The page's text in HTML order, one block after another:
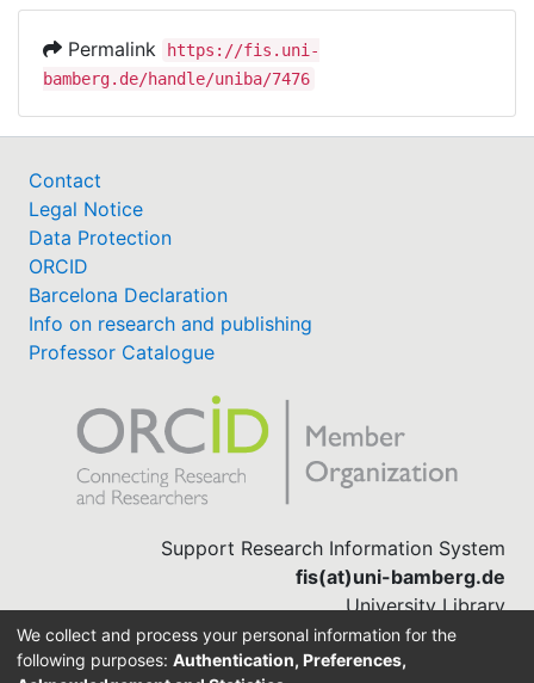
Permalink
https://fis.uni-
bamberg.de/handle/uniba/7476
Contact
Legal Notice
Data Protection
ORCID
Barcelona Declaration
Info on research and publishing
Professor Catalogue
Support Research Information System
fis(at)uni-bamberg.de
University Library
(0951) 863-1568
We collect and process your personal information for the
following purposes: Authentication, Preferences,